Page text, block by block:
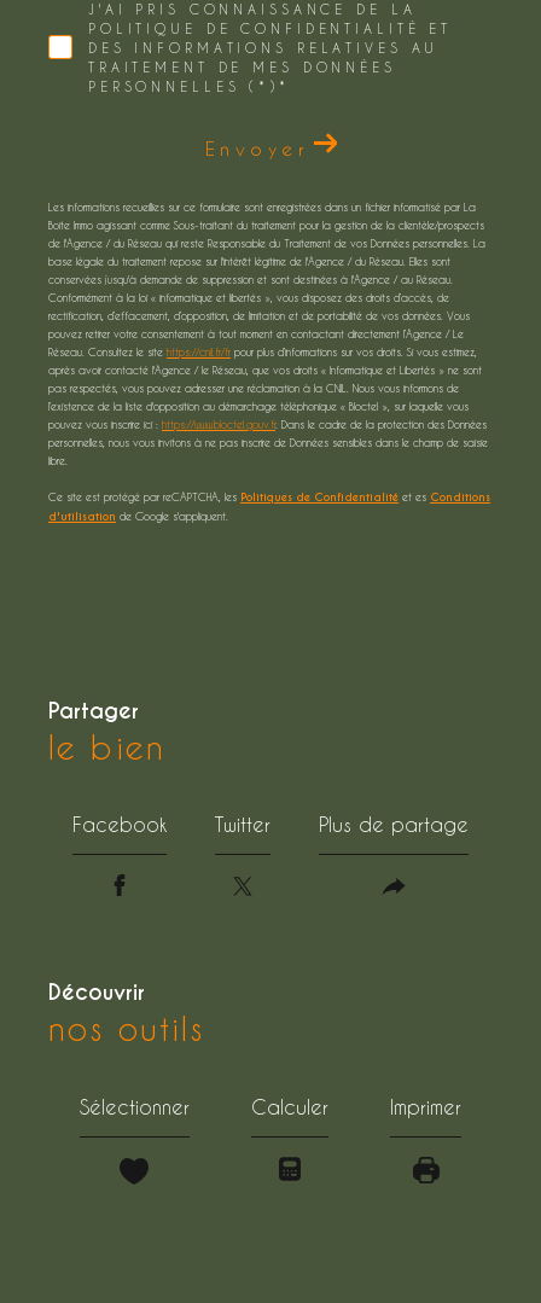
J'AI PRIS CONNAISSANCE DE LA
POLITIQUE DE CONFIDENTIALITÉ ET
DES INFORMATIONS RELATIVES AU
TRAITEMENT DE MES DONNÉES
PERSONNELLES (*)*
Envoyer
Les informations recueillies sur ce formulaire sont enregistrées dans un fichier informatisé par La
Boite Immo agissant comme Sous-traitant du traitement pour la gestion de la clientèle/prospects
de l'Agence / du Réseau qui reste Responsable du Traitement de vos Données personnelles. La
base légale du traitement repose sur l'intérêt légitime de l'Agence / du Réseau. Elles sont
conservées jusqu'à demande de suppression et sont destinées à l'Agence / au Réseau.
Conformément à la loi « informatique et libertés », vous disposez des droits d’accès, de
rectification, d’effacement, d’opposition, de limitation et de portabilité de vos données. Vous
pouvez retirer votre consentement à tout moment en contactant directement l’Agence / Le
Réseau. Consultez le site https://cnil.fr/fr pour plus d’informations sur vos droits. Si vous estimez,
après avoir contacté l'Agence / le Réseau, que vos droits « Informatique et Libertés » ne sont
pas respectés, vous pouvez adresser une réclamation à la CNIL. Nous vous informons de
l’existence de la liste d'opposition au démarchage téléphonique « Bloctel », sur laquelle vous
pouvez vous inscrire ici : https://www.bloctel.gouv.fr. Dans le cadre de la protection des Données
personnelles, nous vous invitons à ne pas inscrire de Données sensibles dans le champ de saisie
libre.
Ce site est protégé par reCAPTCHA, les Politiques de Confidentialité et es Conditions
d'utilisation de Google s'appliquent.
partager
le bien
Facebook Twitter Plus de partage
découvrir
nos outils
Sélectionner Calculer Imprimer